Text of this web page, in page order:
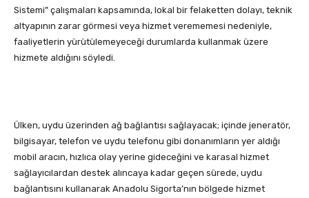
Sistemi” çalışmaları kapsamında, lokal bir felaketten dolayı, teknik
altyapının zarar görmesi veya hizmet verememesi nedeniyle,
faaliyetlerin yürütülemeyeceği durumlarda kullanmak üzere
hizmete aldığını söyledi.
Ülken, uydu üzerinden ağ bağlantısı sağlayacak; içinde jeneratör,
bilgisayar, telefon ve uydu telefonu gibi donanımların yer aldığı
mobil aracın, hızlıca olay yerine gideceğini ve karasal hizmet
sağlayıcılardan destek alıncaya kadar geçen sürede, uydu
bağlantısını kullanarak Anadolu Sigorta’nın bölgede hizmet